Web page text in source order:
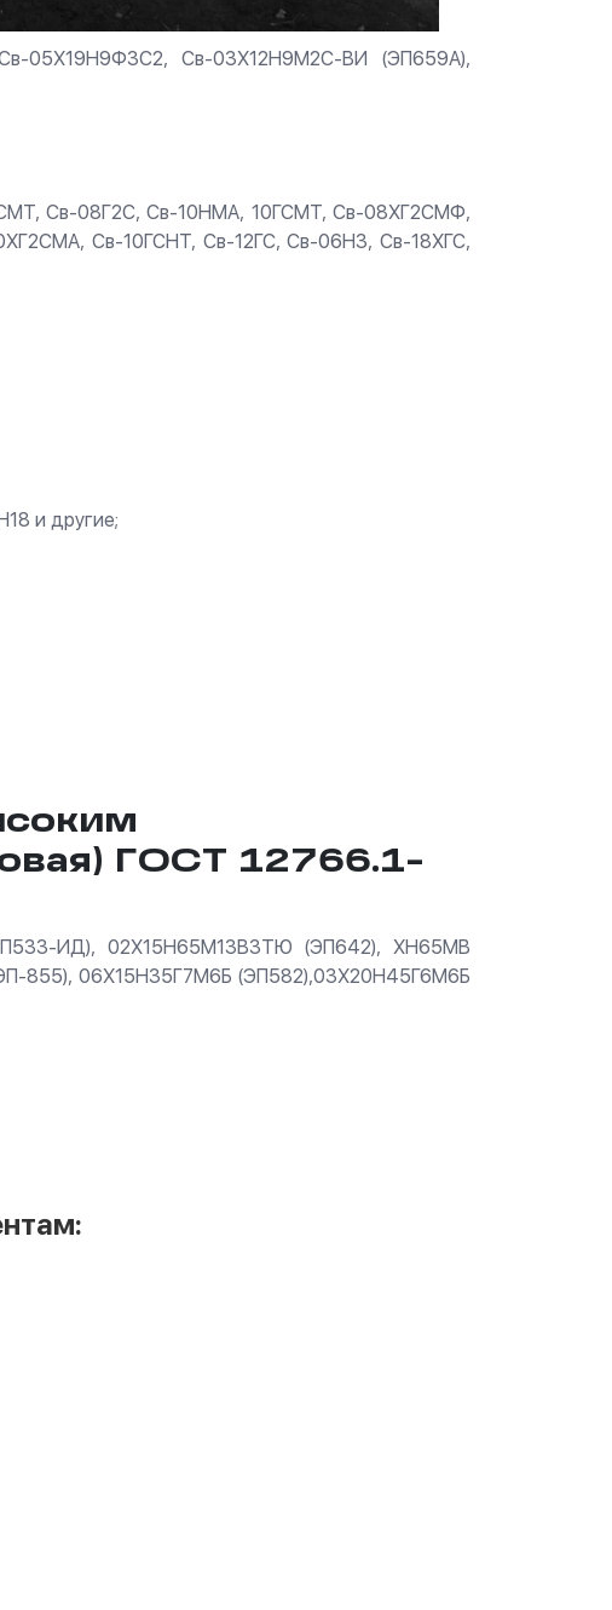
05Х19Н9Ф3С2, Св-03Х12Н9М2С-ВИ (ЭП659А),
Св-08Г2С, Св-10НМА, 10ГСМТ, Св-08ХГ2СМФ,
Св-10ГСНТ, Св-12ГС, Св-06Н3, Св-18ХГС,
и другие;
ГОСТ 12766.1-
ИД), 02Х15Н65М13В3ТЮ (ЭП642), ХН65МВ
855), 06Х15Н35Г7М6Б (ЭП582),03Х20Н45Г6М6Б